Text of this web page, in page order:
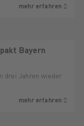
mehr erfahren
Bayern
drei Jahren wieder
mehr erfahren